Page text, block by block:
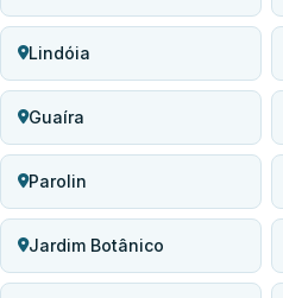
Lindóia
Guaíra
Parolin
Jardim Botânico